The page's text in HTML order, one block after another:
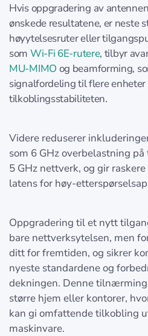
Hvis oppgradering av
ønskede resultatene, er neste
høyytelsesruter eller
som Wi-Fi 6E-rutere, tilbyr
MU-MIMO og beamforming,
signalfordeling til flere
tilkoblingsstabiliteten.
Videre reduserer
som 6 GHz overbelastning
5 GHz nettverk, og gir
latens for høy-
Oppgradering til et nytt
bare nettverksytelsen, men
ditt for fremtiden, og sikrer
nyeste standardene og
dekningen. Denne
større hjem eller kontorer,
kan gi omfattende tilkobling
maskinvare.